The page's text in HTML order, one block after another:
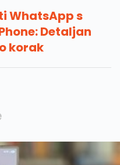
WhatsApp s
Detaljan
korak